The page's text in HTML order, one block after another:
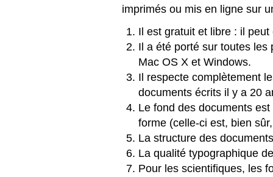
imprimés ou mis en ligne sur
Il est gratuit et libre : il peut
Il a été porté sur toutes
Mac OS X et Windows.
Il respecte complètement
documents écrits il y a 20
Le fond des documents
forme (celle-ci est, bien
La structure des
La qualité typographique
Pour les scientiﬁques, les